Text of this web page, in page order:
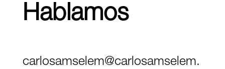
Hablamos
carlosamselem@carlosamselem.